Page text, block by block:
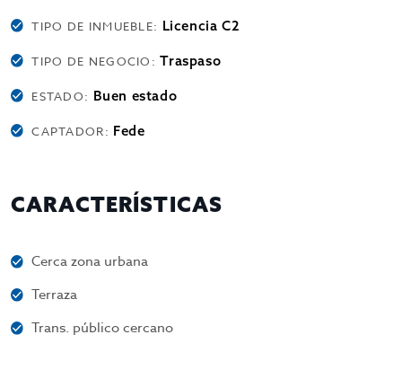
TIPO DE INMUEBLE: Licencia C2
TIPO DE NEGOCIO:Traspaso
ESTADO: Buen estado
CAPTADOR: Fede
CARACTERÍSTICAS
Cerca zona urbana
Terraza
Trans. público cercano